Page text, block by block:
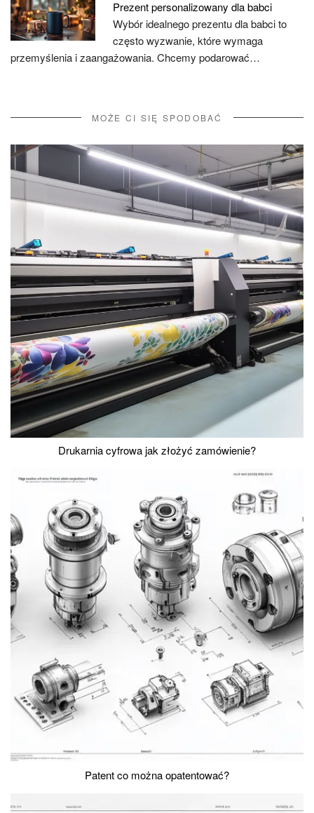
Prezent personalizowany dla babci
Wybór idealnego prezentu dla babci to
często wyzwanie, które wymaga
przemyślenia i zaangażowania. Chcemy podarować…
MOŻE CI SIĘ SPODOBAĆ
Drukarnia cyfrowa jak złożyć zamówienie?
Patent co można opatentować?